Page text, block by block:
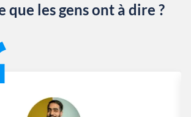
que les gens ont à dire ?